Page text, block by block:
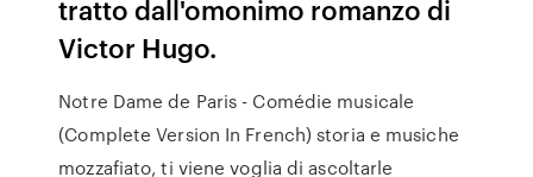
tratto dall'omonimo romanzo di
Victor Hugo.
Notre Dame de Paris - Comédie musicale
(Complete Version In French) storia e musiche
mozzafiato, ti viene voglia di ascoltarle